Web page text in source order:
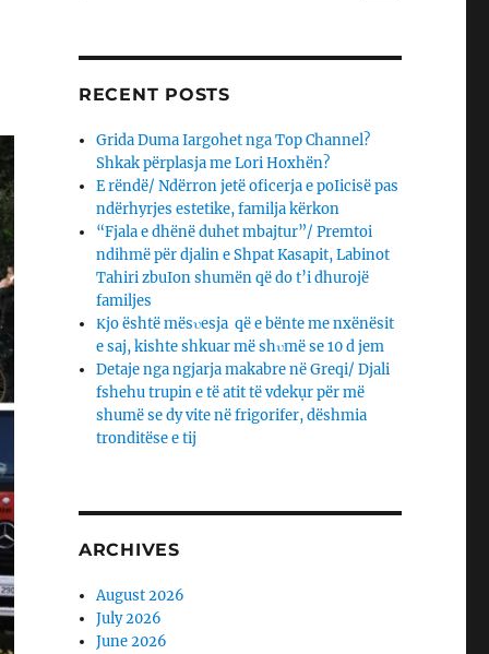
RECENT POSTS
Grida Duma Iargohet nga Top Channel?
Shkak përplasja me Lori Hoxhën?
E rëndë/ Ndërron jetë oficerja e poIicisë pas
ndërhyrjes estetike, familja kërkon
“Fjala e dhënë duhet mbajtur”/ Premtoi
ndihmë për djalin e Shpat Kasapit, Labinot
Tahiri zbuIon shumën që do t’i dhurojë
familjes
Κjo është mësυesja që e bënte me nxënësit
e saj, kishte shkuar më shυmë se 10 d jem
Detaje nga ngjarja makabre në Greqi/ Djali
fshehu trupin e të atit të vdekụr për më
shumë se dy vite në frigorifer, dëshmia
tronditëse e tij
ARCHIVES
August 2026
July 2026
June 2026